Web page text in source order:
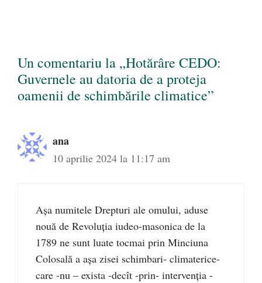
Un comentariu la „Hotărâre CEDO:
Guvernele au datoria de a proteja
oamenii de schimbările climatice”
ana
10 aprilie 2024 la 11:17 am
Așa numitele Drepturi ale omului, aduse
nouă de Revoluția iudeo-masonica de la
1789 ne sunt luate tocmai prin Minciuna
Colosală a așa zisei schimbari- climaterice-
care -nu – exista -decît -prin- intervenția -